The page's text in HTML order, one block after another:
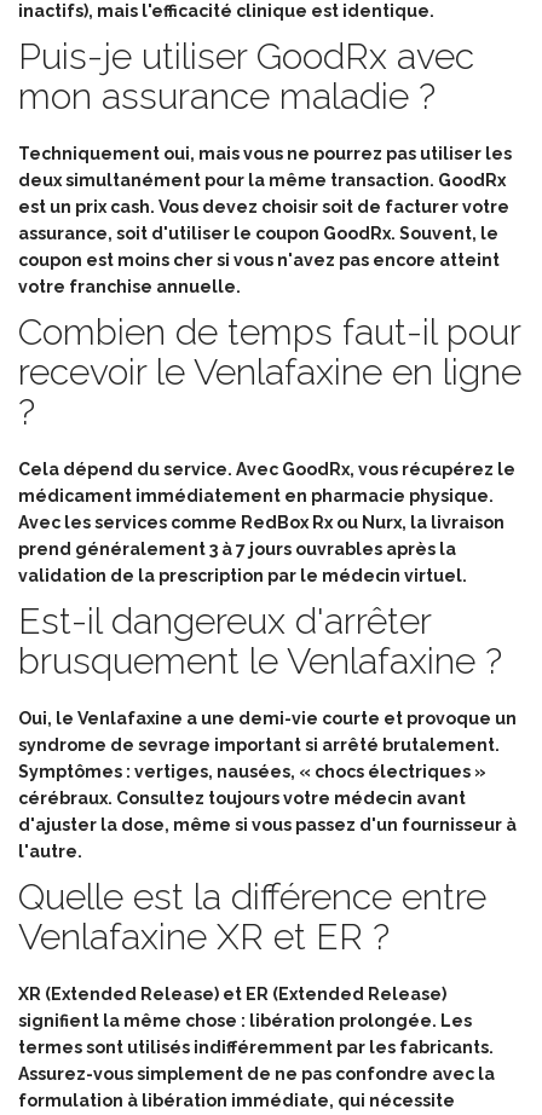
inactifs), mais l'efficacité clinique est identique.
Puis-je utiliser GoodRx avec
mon assurance maladie ?
Techniquement oui, mais vous ne pourrez pas utiliser les
deux simultanément pour la même transaction. GoodRx
est un prix cash. Vous devez choisir soit de facturer votre
assurance, soit d'utiliser le coupon GoodRx. Souvent, le
coupon est moins cher si vous n'avez pas encore atteint
votre franchise annuelle.
Combien de temps faut-il pour
recevoir le Venlafaxine en ligne
?
Cela dépend du service. Avec GoodRx, vous récupérez le
médicament immédiatement en pharmacie physique.
Avec les services comme RedBox Rx ou Nurx, la livraison
prend généralement 3 à 7 jours ouvrables après la
validation de la prescription par le médecin virtuel.
Est-il dangereux d'arrêter
brusquement le Venlafaxine ?
Oui, le Venlafaxine a une demi-vie courte et provoque un
syndrome de sevrage important si arrêté brutalement.
Symptômes : vertiges, nausées, « chocs électriques »
cérébraux. Consultez toujours votre médecin avant
d'ajuster la dose, même si vous passez d'un fournisseur à
l'autre.
Quelle est la différence entre
Venlafaxine XR et ER ?
XR (Extended Release) et ER (Extended Release)
signifient la même chose : libération prolongée. Les
termes sont utilisés indifféremment par les fabricants.
Assurez-vous simplement de ne pas confondre avec la
formulation à libération immédiate, qui nécessite